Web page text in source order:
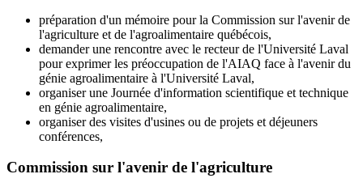
préparation d'un mémoire pour la Commission sur l'avenir de
l'agriculture et de l'agroalimentaire québécois,
demander une rencontre avec le recteur de l'Université Laval
pour exprimer les préoccupation de l'AIAQ face à l'avenir du
génie agroalimentaire à l'Université Laval,
organiser une Journée d'information scientifique et technique
en génie agroalimentaire,
organiser des visites d'usines ou de projets et déjeuners
conférences,
Commission sur l'avenir de l'agriculture